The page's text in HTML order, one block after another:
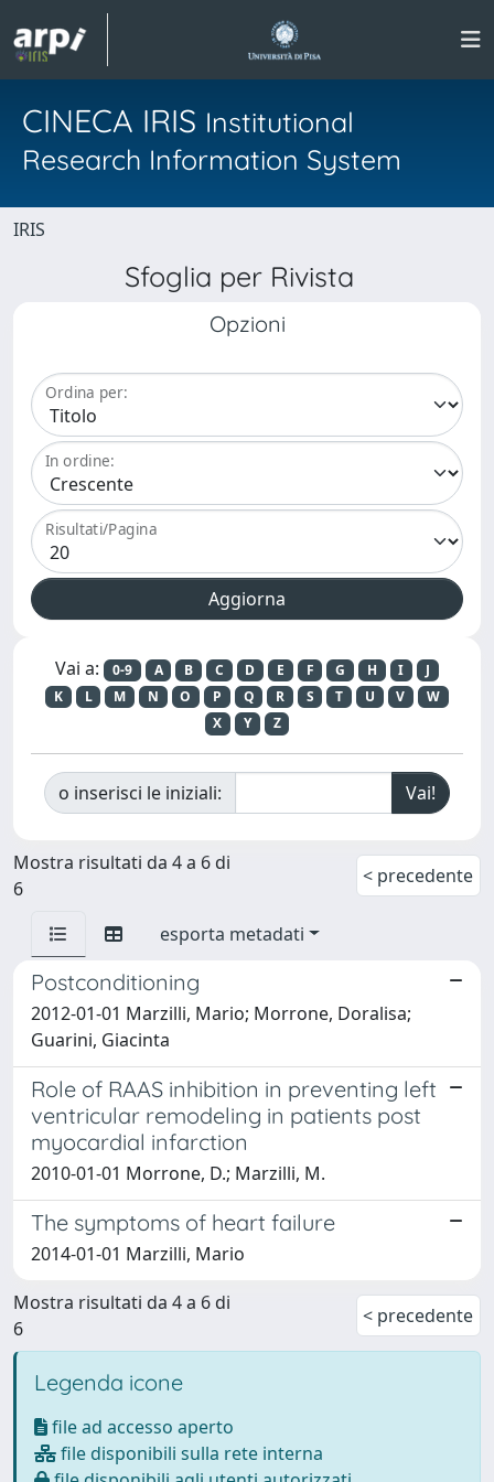
CINECA IRIS Institutional
Research Information System
IRIS
Sfoglia per Rivista
Opzioni
Ordina per:
In ordine:
Risultati/Pagina
Vai a: 0-9 A B C D E F G H I
J
K
L M N O P Q R S T U V
W
X
Y Z
o inserisci le iniziali:
Mostra risultati da 4 a 6 di
6
< precedente
esporta metadati
Postconditioning
2012-01-01 Marzilli, Mario; Morrone, Doralisa;
Guarini, Giacinta
Role of RAAS inhibition in preventing left
ventricular remodeling in patients post
myocardial infarction
2010-01-01 Morrone, D.; Marzilli, M.
The symptoms of heart failure
2014-01-01 Marzilli, Mario
Mostra risultati da 4 a 6 di
6
< precedente
Legenda icone
file ad accesso aperto
file disponibili sulla rete interna